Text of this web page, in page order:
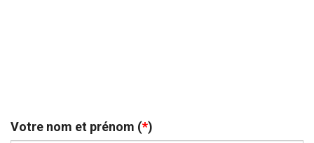
Votre nom et prénom (*)